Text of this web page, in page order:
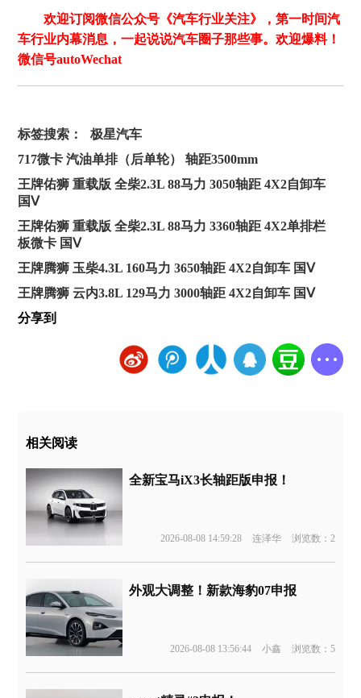
欢迎订阅微信公众号《汽车行业关注》，第一时间汽
车行业内幕消息，一起说说汽车圈子那些事。欢迎爆料！
微信号autoWechat
标签搜索：
极星汽车
717微卡 汽油单排（后单轮） 轴距3500mm
王牌佑狮 重载版 全柴2.3L 88马力 3050轴距 4X2自卸车
国Ⅴ
王牌佑狮 重载版 全柴2.3L 88马力 3360轴距 4X2单排栏
板微卡 国Ⅴ
王牌腾狮 玉柴4.3L 160马力 3650轴距 4X2自卸车 国Ⅴ
王牌腾狮 云内3.8L 129马力 3000轴距 4X2自卸车 国Ⅴ
分享到
相关阅读
全新宝马iX3长轴距版申报！
2026-08-08 14:59:28 连泽华 浏览数：2
外观大调整！新款海豹07申报
2026-08-08 13:56:44 小鑫 浏览数：5